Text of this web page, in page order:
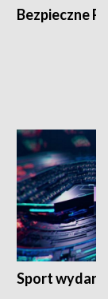
Bezpieczne
Sport